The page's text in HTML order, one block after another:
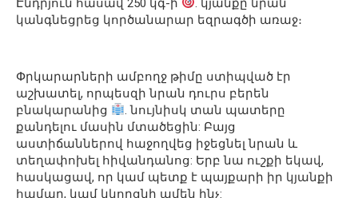
Էնդրյուն հասավ 250 կգ-ի
. կյանքը նրան
կանգնեցրեց կործանարար եզրագծի առաջ։
Փրկարարների ամբողջ թիմը ստիպված էր
աշխատել, որպեսզի նրան դուրս բերեն
բնակարանից
. նույնիսկ տան պատերը
քանդելու մասին մտածեցին: Բայց
աստիճաններով հաջողվեց իջեցնել նրան և
տեղափոխել հիվանդանոց: Երբ նա ուշքի եկավ,
հասկացավ, որ կամ պետք է պայքարի իր կյանքի
համար, կամ կկորցնի ամեն ինչ: